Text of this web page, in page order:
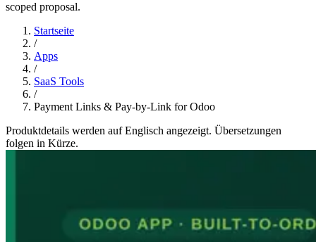
scoped proposal.
Startseite
/
Apps
/
SaaS Tools
/
Payment Links & Pay-by-Link for Odoo
Produktdetails werden auf Englisch angezeigt. Übersetzungen
folgen in Kürze.